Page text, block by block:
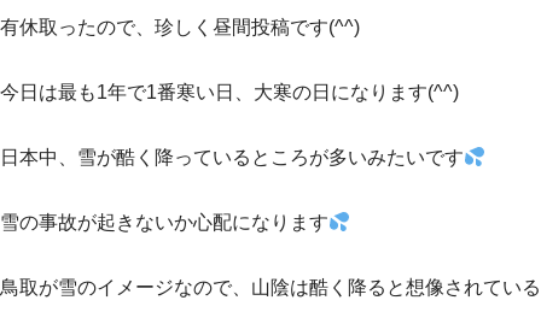
有休取ったので、珍しく昼間投稿です(^^)
今日は最も1年で1番寒い日、大寒の日になります(^^)
日本中、雪が酷く降っているところが多いみたいです
雪の事故が起きないか心配になります
鳥取が雪のイメージなので、山陰は酷く降ると想像されている